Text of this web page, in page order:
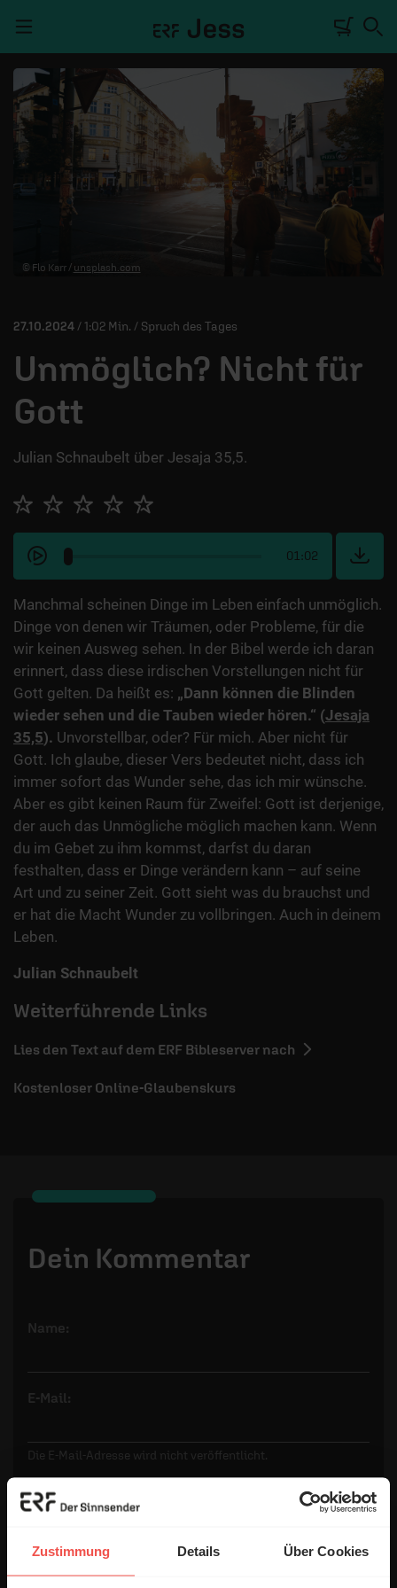
Zustimmung Details Über Cookies
TALKWERK
REPORTAGE
MITMACHEN
ÜBER UNS
© Flo Karr / unsplash.com
27.10.2024 / 1:02 Min. / Spruch des Tages
Unmöglich? Nicht für
Gott
Julian Schnaubelt über Jesaja 35,5.
01:02
Manchmal scheinen Dinge im Leben einfach unmöglich.
Dinge von denen wir Träumen, oder Probleme, für die
wir keinen Ausweg sehen. In der Bibel werde ich daran
erinnert, dass diese irdischen Vorstellungen nicht für
Gott gelten. Da heißt es: „Dann können die Blinden
wieder sehen und die Tauben wieder hören.“ (Jesaja
35,5). Unvorstellbar, oder? Für mich. Aber nicht für
Gott. Ich glaube, dieser Vers bedeutet nicht, dass ich
immer sofort das Wunder sehe, das ich mir wünsche.
Aber es gibt keinen Raum für Zweifel: Gott ist derjenige,
der auch das Unmögliche möglich machen kann. Wenn
du im Gebet zu ihm kommst, darfst du daran
festhalten, dass er Dinge verändern kann – auf seine
Art und zu seiner Zeit. Gott sieht was du brauchst und
er hat die Macht Wunder zu vollbringen. Auch in deinem
Leben.
Julian Schnaubelt
Weiterführende Links
Lies den Text auf dem ERF Bibleserver nach
Kostenloser Online-Glaubenskurs
Dein Kommentar
Name:
E-Mail:
Die E-Mail-Adresse wird nicht veröffentlicht.
Kommentar: